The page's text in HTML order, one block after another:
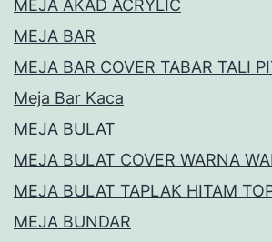
MEJA AKAD ACRYLIC
MEJA BAR
MEJA BAR COVER TABAR TALI
Meja Bar Kaca
MEJA BULAT
MEJA BULAT COVER WARNA
MEJA BULAT TAPLAK HITAM
MEJA BUNDAR